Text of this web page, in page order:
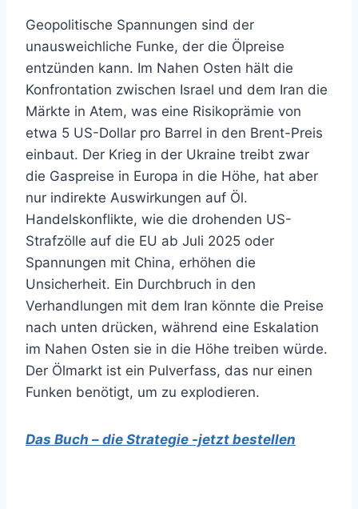
Geopolitische Spannungen sind der
unausweichliche Funke, der die Ölpreise
entzünden kann. Im Nahen Osten hält die
Konfrontation zwischen Israel und dem Iran die
Märkte in Atem, was eine Risikoprämie von
etwa 5 US-Dollar pro Barrel in den Brent-Preis
einbaut. Der Krieg in der Ukraine treibt zwar
die Gaspreise in Europa in die Höhe, hat aber
nur indirekte Auswirkungen auf Öl.
Handelskonflikte, wie die drohenden US-
Strafzölle auf die EU ab Juli 2025 oder
Spannungen mit China, erhöhen die
Unsicherheit. Ein Durchbruch in den
Verhandlungen mit dem Iran könnte die Preise
nach unten drücken, während eine Eskalation
im Nahen Osten sie in die Höhe treiben würde.
Der Ölmarkt ist ein Pulverfass, das nur einen
Funken benötigt, um zu explodieren.
Das Buch – die Strategie -jetzt bestellen